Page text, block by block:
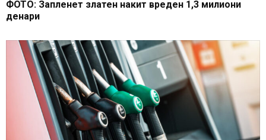
ФОТО: Запленет златен накит вреден 1,3 милиони
денари